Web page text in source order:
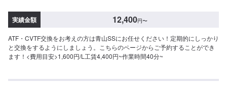
実績金額 12,400円〜
ATF・CVTF交換をお考えの方は青山SSにお任せください！定期的にしっかり
と交換をするようにしましょう。こちらのページからご予約することができ
ます！<費用目安>1,600円/L工賃4,400円~作業時間40分~